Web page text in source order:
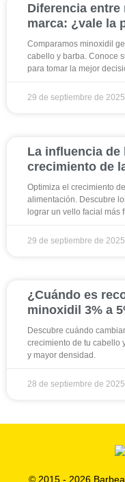
Diferencia
marca: ¿vale la
Comparamos minoxidil
cabello y barba. Conoce
para tomar la mejor
29 de septiembre de 2025
La influencia de
crecimiento de
Optimiza el crecimiento
alimentación. Descubre
lograr un vello facial más
29 de septiembre de 2025
¿Cuándo es
minoxidil 3% a
Descubre cuándo
crecimiento de tu cabello
y mayor densidad.
28 de septiembre de 2025
© 2015 - 2026